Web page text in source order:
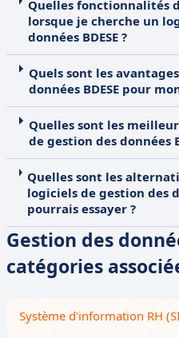
Quelles fonctionnalités
lorsque je cherche un
données BDESE ?
Quels sont les
données BDESE pour
Quelles sont les
de gestion des données
Quelles sont les
logiciels de gestion des
pourrais essayer ?
Gestion des
catégories
Système d'information RH